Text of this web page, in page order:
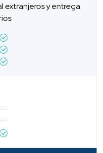
extranjeros y entrega